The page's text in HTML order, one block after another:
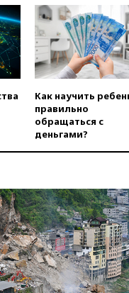
Как научить
правильно
обращаться с
деньгами?